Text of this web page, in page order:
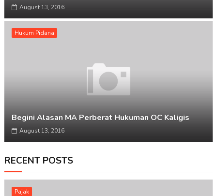
August 13, 2016
Hukum Pidana
Begini Alasan MA Perberat Hukuman OC Kaligis
August 13, 2016
RECENT POSTS
Pajak